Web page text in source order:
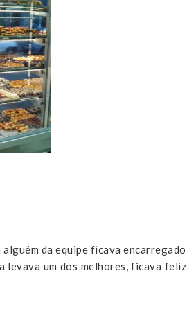
da equipe ficava encarregado
levava um dos melhores, ficava feliz